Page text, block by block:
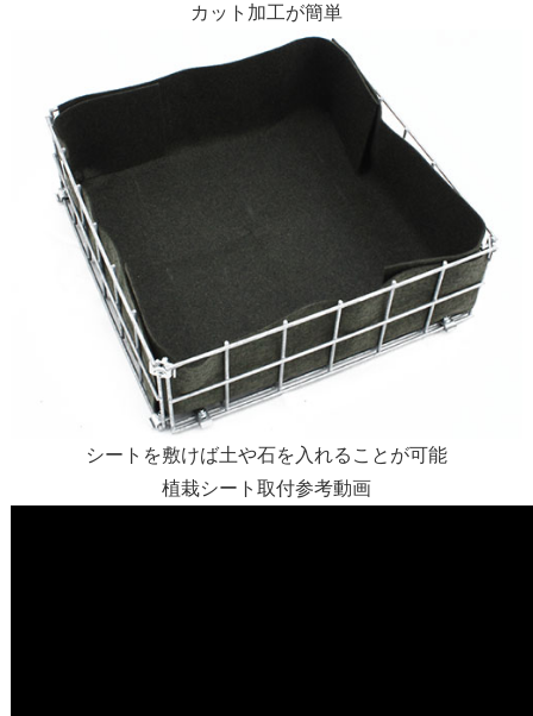
カット加工が簡単
シートを敷けば土や石を入れることが可能
植栽シート取付参考動画